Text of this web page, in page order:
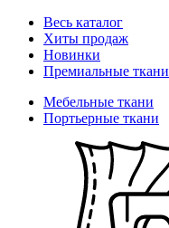
Весь каталог
Хиты продаж
Новинки
Премиальные ткани
Мебельные ткани
Портьерные ткани